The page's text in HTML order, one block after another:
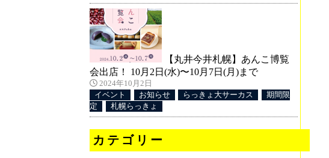
【丸井今井札幌】あんこ博覧
会出店！ 10月2日(水)〜10月7日(月)まで
2024年10月2日
イベント
お知らせ らっきょ大サーカス
期間限
定
札幌らっきょ
カテゴリー